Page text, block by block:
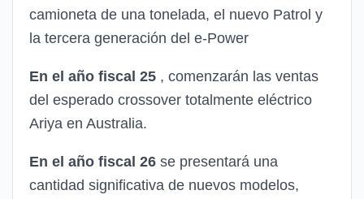
camioneta de una tonelada, el nuevo Patrol y
la tercera generación del e-Power
En el año fiscal 25 , comenzarán las ventas
del esperado crossover totalmente eléctrico
Ariya en Australia.
En el año fiscal 26 se presentará una
cantidad significativa de nuevos modelos,